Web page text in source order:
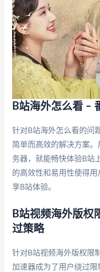
B站海外怎么看 –
针对B站海外怎么看的问
简单而高效的解决方案
务器，就能畅快体验B站
的高效性和易用性使得
享B站体验。
B站视频海外版权
过策略
针对B站视频海外版权限
加速器成为了用户绕过